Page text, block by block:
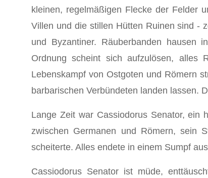
kleinen, regelmäßigen Flecke der Felder
Villen und die stillen Hütten Ruinen sind -
und Byzantiner. Räuberbanden hausen
Ordnung scheint sich aufzulösen, alles
Lebenskampf von Ostgoten und Römern
barba­rischen Verbündeten landen lassen.
Lange Zeit war Cassiodorus Senator, ein
zwischen Germanen und Römern, sein
scheiterte. Alles en­dete in einem Sumpf
Cassiodorus Senator ist müde,